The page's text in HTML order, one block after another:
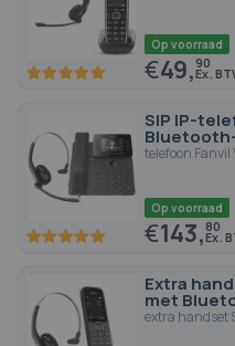
100 100
Op voorraad
€49,90
SIP IP-
telefoon
100 100
Op voorraad
€143,80
Extra
met
extra handset